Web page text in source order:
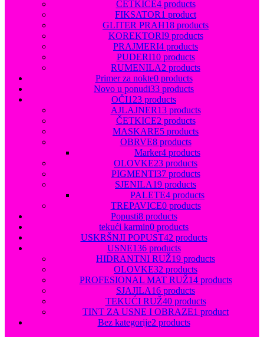
USNE
HIDRANTNI RUŽ
PROFESIONAL MAT RUŽ
Login / Register
€
ČETKICE4 products
FIKSATOR1 product
GLITER PRAH18 products
KOREKTORI9 products
PRAJMERI4 products
PUDERI10 products
RUMENILA2 products
Primer za nokte0 products
Novo u ponudi33 products
OČI123 products
AJLAJNER13 products
ČETKICE2 products
MASKARE5 products
OBRVE8 products
Marker4 products
OLOVKE23 products
PIGMENTI37 products
SJENILA19 products
PALETE4 products
TREPAVICE0 products
Popusti8 products
tekući karmin0 products
USKRŠNJI POPUST42 products
USNE136 products
HIDRANTNI RUŽ19 products
OLOVKE32 products
PROFESIONAL MAT RUŽ14 products
SJAJILA16 products
TEKUĆI RUŽ40 products
TINT ZA USNE I OBRAZE1 product
Bez kategorije2 products